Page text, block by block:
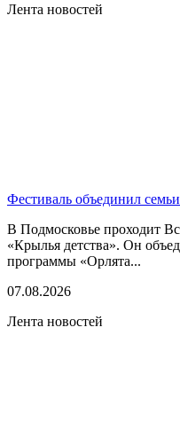
Лента новостей
Фестиваль объединил
В Подмосковье проходит
«Крылья детства». Он
программы «Орлята...
07.08.2026
Лента новостей